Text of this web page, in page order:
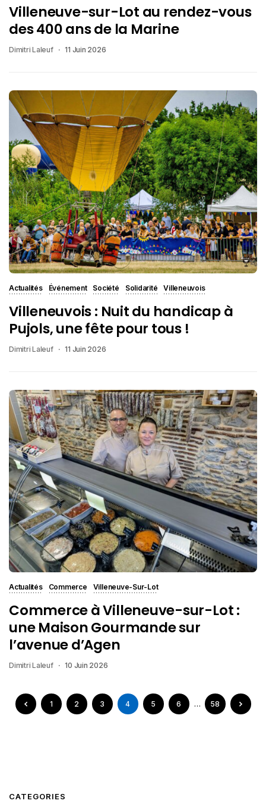
Villeneuve-sur-Lot au rendez-vous
des 400 ans de la Marine
Dimitri Laleuf 11 Juin 2026
Actualités Événement Société Solidarité Villeneuvois
Villeneuvois : Nuit du handicap à
Pujols, une fête pour tous !
Dimitri Laleuf 11 Juin 2026
Actualités Commerce Villeneuve-Sur-Lot
Commerce à Villeneuve-sur-Lot :
une Maison Gourmande sur
l’avenue d’Agen
Dimitri Laleuf 10 Juin 2026
1 2 3 4 5 6 … 58
CATEGORIES